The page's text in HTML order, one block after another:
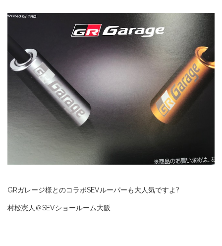
GRガレージ様とのコラボSEVルーパーも大人気ですよ?
村松憲人＠SEVショールーム大阪